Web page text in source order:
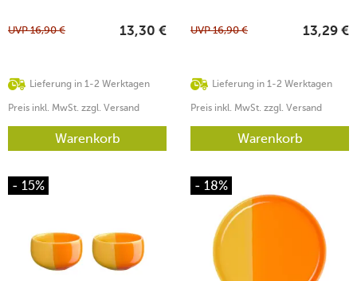
Lieferung in 1-2 Werktagen
UVP16,90 € 13,30 €
Preis inkl. MwSt. zzgl. Versand
Warenkorb
Lieferung in 1-2 Werktagen
UVP16,90 € 13,29 €
Preis inkl. MwSt. zzgl. Versand
Warenkorb
- 15% - 18%